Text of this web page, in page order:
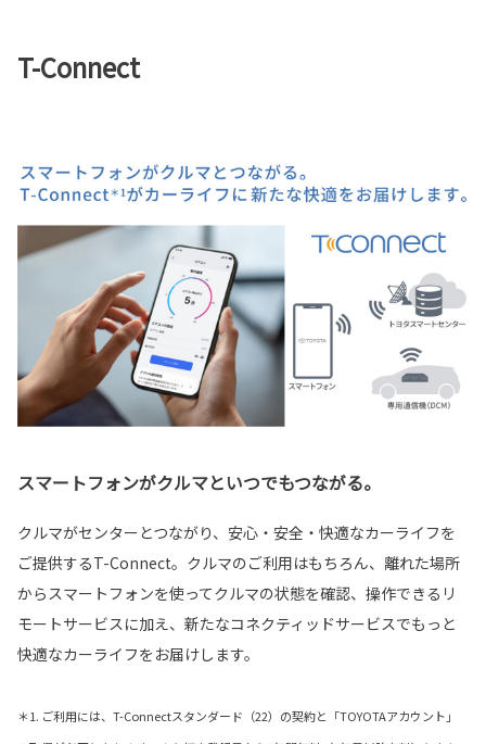
T-Connect
スマートフォンがクルマといつでもつながる。
クルマがセンターとつながり、安心・安全・快適なカーライフを
ご提供するT-Connect。クルマのご利用はもちろん、離れた場所
からスマートフォンを使ってクルマの状態を確認、操作できるリ
モートサービスに加え、新たなコネクティッドサービスでもっと
快適なカーライフをお届けします。
＊1. ご利用には、T-Connectスタンダード（22）の契約と「TOYOTAアカウント」